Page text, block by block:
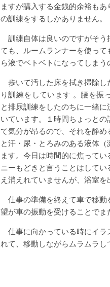
ますが購入する金銭的余裕も
の訓練をするしかありません。
訓練自体は良いのですがそう
ても、ルームランナーを使っ
ら液でベトベトになってしまう
歩いて汚した床を拭き掃除し
り訓練をしています 。腰を振
と排尿訓練をしたのちに一緒
いています。１時間ちょっと
て気分が昂るので、それを静
と汗・尿・とろみのある液体
ます。今日は時間的に焦って
ニーもどきと言うことはして
え消えれていませんが、浴室を
仕事の準備を終えて車で移動
望が車の振動を受けることでま
仕事に向かっている時にイラ
れて、移動しながらムラムラし